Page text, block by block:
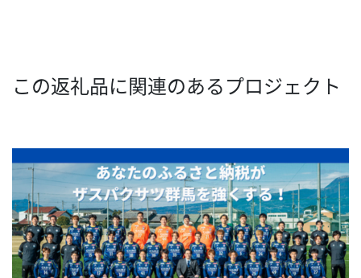
この返礼品に関連のあるプロジェクト